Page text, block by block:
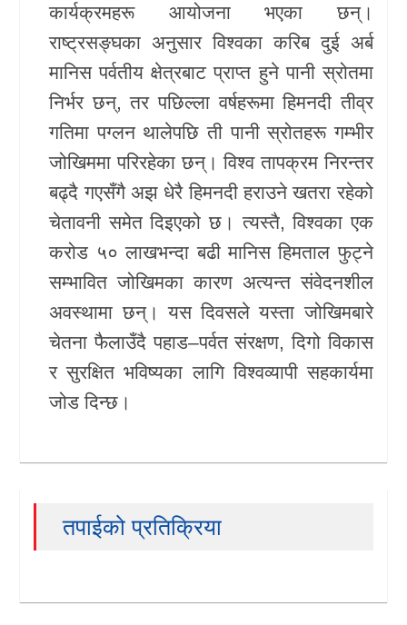
खेलकुद
Unicode
कार्यक्रमहरू आयोजना भएका छन्।
राष्ट्रसङ्घका अनुसार विश्वका करिब दुई अर्ब
मानिस पर्वतीय क्षेत्रबाट प्राप्त हुने पानी स्रोतमा
निर्भर छन्, तर पछिल्ला वर्षहरूमा हिमनदी तीव्र
गतिमा पग्लन थालेपछि ती पानी स्रोतहरू गम्भीर
जोखिममा परिरहेका छन्। विश्व तापक्रम निरन्तर
बढ्दै गएसँगै अझ धेरै हिमनदी हराउने खतरा रहेको
चेतावनी समेत दिइएको छ। त्यस्तै, विश्वका एक
करोड ५० लाखभन्दा बढी मानिस हिमताल फुट्ने
सम्भावित जोखिमका कारण अत्यन्त संवेदनशील
अवस्थामा छन्। यस दिवसले यस्ता जोखिमबारे
चेतना फैलाउँदै पहाड–पर्वत संरक्षण, दिगो विकास
र सुरक्षित भविष्यका लागि विश्वव्यापी सहकार्यमा
जोड दिन्छ।
तपाईको प्रतिक्रिया